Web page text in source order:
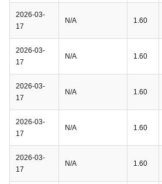
2026-03-
17
N/A 1.60
2026-03-
17
N/A 1.60
2026-03-
17
N/A 1.60
2026-03-
17
N/A 1.60
2026-03-
17
N/A 1.60